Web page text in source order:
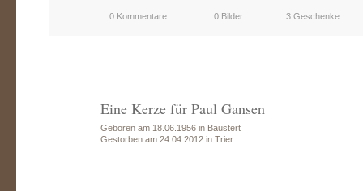
0 Kommentare 0 Bilder 3 Geschenke
Eine Kerze für Paul Gansen
Geboren am 18.06.1956 in Baustert
Gestorben am 24.04.2012 in Trier